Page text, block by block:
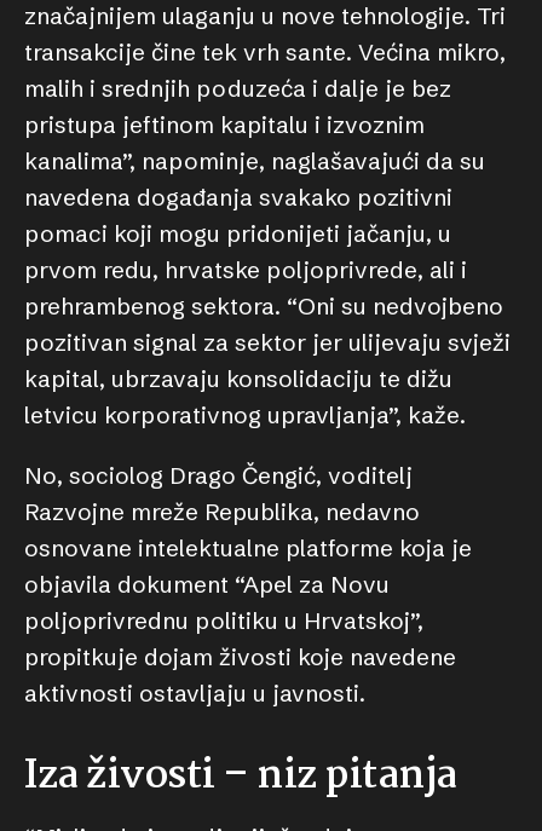
značajnijem ulaganju u nove tehnologije. Tri
transakcije čine tek vrh sante. Većina mikro,
malih i srednjih poduzeća i dalje je bez
pristupa jeftinom kapitalu i izvoznim
kanalima”, napominje, naglašavajući da su
navedena događanja svakako pozitivni
pomaci koji mogu pridonijeti jačanju, u
prvom redu, hrvatske poljoprivrede, ali i
prehrambenog sektora. “Oni su nedvojbeno
pozitivan signal za sektor jer ulijevaju svježi
kapital, ubrzavaju konsolidaciju te dižu
letvicu korporativnog upravljanja”, kaže.
No, sociolog Drago Čengić, voditelj
Razvojne mreže Republika, nedavno
osnovane intelektualne platforme koja je
objavila dokument “Apel za Novu
poljoprivrednu politiku u Hrvatskoj”,
propitkuje dojam živosti koje navedene
aktivnosti ostavljaju u javnosti.
Iza živosti – niz pitanja